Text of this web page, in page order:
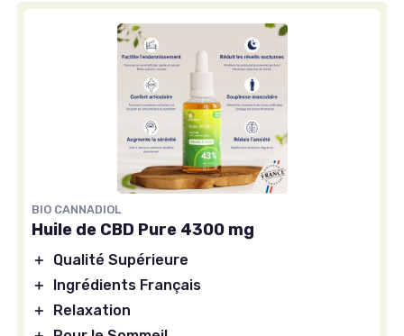
BIO CANNADIOL
Huile de CBD Pure 4300 mg
＋
Qualité Supérieure
＋
Ingrédients Français
＋
Relaxation